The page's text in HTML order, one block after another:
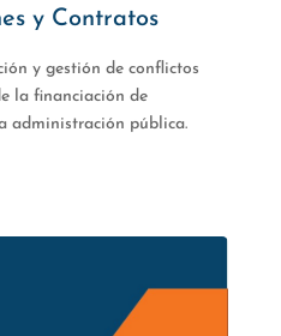
y Contratos
y gestión de conflictos
la financiación de
administración pública.